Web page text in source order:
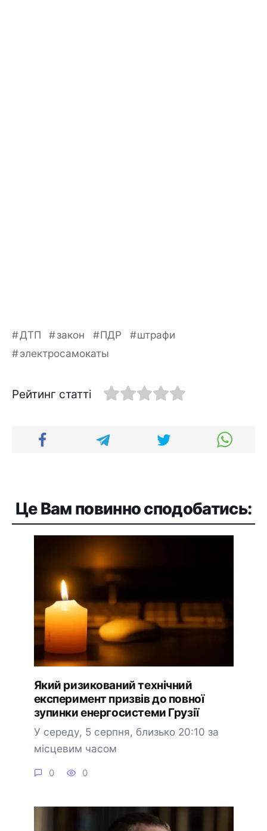
ДТП закон ПДР
штрафи
электросамокаты
Рейтинг статті
Це Вам повинно сподобатись:
Який ризикований технічний
експеримент призвів до повної
зупинки енергосистеми Грузії
У середу, 5 серпня, близько 20:10 за
місцевим часом
0 0